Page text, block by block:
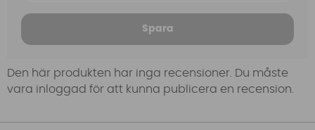
Spara
Den här produkten har inga recensioner. Du måste
vara inloggad för att kunna publicera en recension.